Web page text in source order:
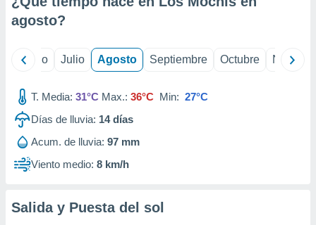
e
publicidad
publicidad
de
agosto?
Junio Julio Agosto Septiembre Octubre
T. Media: 31°C Max.: 36°C Min: 27°C
Días de lluvia: 14días
Acum. de lluvia: 97 mm
Viento medio: 8 km/h
Salida y Puesta del sol